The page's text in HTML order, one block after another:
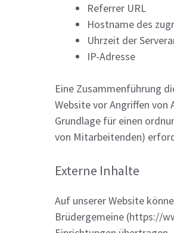
Referrer URL
Hostname des
Uhrzeit der
IP-Adresse
Eine Zusammenführung
Website vor Angriffen von
Grundlage für einen
von Mitarbeitenden)
Externe Inhalte
Auf unserer Website
Brüdergemeine (https://